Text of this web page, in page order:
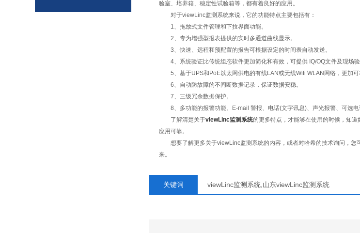
验室、培养箱、稳定性试验箱等，都有着良好的应用。
对于viewLinc监测系统来说，它的功能特点主要包括有：
1、拖放式文件管理和下拉界面功能。
2、专为增强型报表提供的实时多通道曲线显示。
3、快速、远程和预配置的报告可根据设定的时间表自动发送。
4、系统验证比传统组态软件更加简化和有效，可提供 IQ/OQ文件及现场验
5、基于UPS和PoE以太网供电的有线LAN或无线Wifi WLAN网络，更加可
6、自动防故障的不间断数据记录，保证数据安稳。
7、三级冗余数据保护。
8、多功能的报警功能。E-mail 警报、电话(文字讯息)、声光报警、可选电
了解清楚关于viewLinc监测系统的更多特点，才能够在使用的时候，知
应用可靠。
想要了解更多关于viewLinc监测系统的内容，或者对哈希的技术询问，您
来。
关键词 viewLinc监测系统,山东viewLinc监测系统